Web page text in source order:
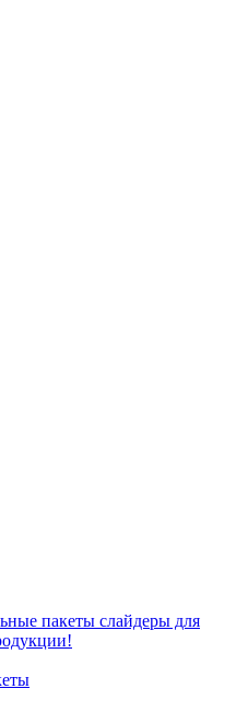
пакеты слайдеры для